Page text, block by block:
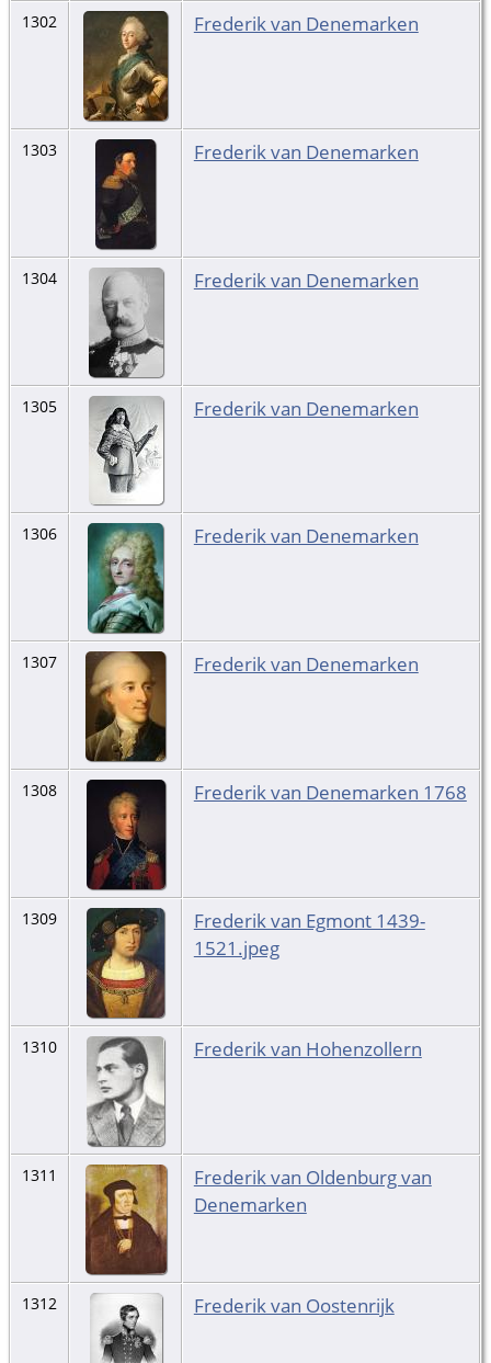
1302 Frederik van Denemarken
1303 Frederik van Denemarken
1304 Frederik van Denemarken
1305 Frederik van Denemarken
1306 Frederik van Denemarken
1307 Frederik van Denemarken
1308 Frederik van Denemarken 1768
1309
Frederik van Egmont 1439-
1521.jpeg
1310 Frederik van Hohenzollern
1311
Frederik van Oldenburg van
Denemarken
1312 Frederik van Oostenrijk